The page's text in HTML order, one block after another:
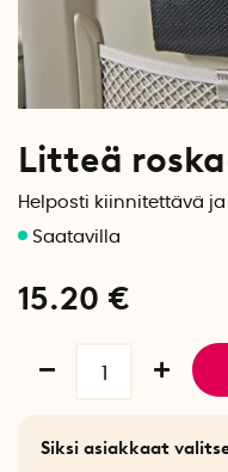
Litteä
Helposti kiinnitettävä
15.20 €
Siksi asiakkaat